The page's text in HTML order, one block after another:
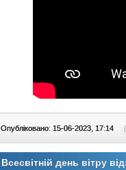
Опубліковано: 15-06-2023, 17:14 |
Всесвітній день вітру